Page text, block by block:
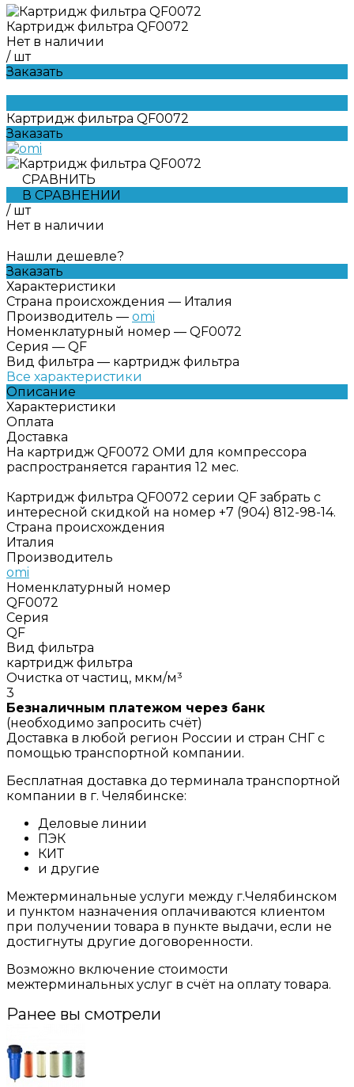
Картридж фильтра QF0072
Нет в наличии
/ шт
Заказать
Картридж фильтра QF0072
Заказать
СРАВНИТЬ
В СРАВНЕНИИ
/ шт
Нет в наличии
Нашли дешевле?
Заказать
Характеристики
Страна происхождения — Италия
Производитель — omi
Номенклатурный номер — QF0072
Серия — QF
Вид фильтра — картридж фильтра
Все характеристики
Описание
Характеристики
Оплата
Доставка
На картридж QF0072 ОМИ для компрессора
распространяется гарантия 12 мес.
Картридж фильтра QF0072 серии QF забрать с
интересной скидкой на номер +7 (904) 812-98-14.
Страна происхождения
Италия
Производитель
omi
Номенклатурный номер
QF0072
Серия
QF
Вид фильтра
картридж фильтра
Очистка от частиц, мкм/м³
3
Безналичным платежом через банк
(необходимо запросить счёт)
Доставка в любой регион России и стран СНГ с
помощью транспортной компании.
Бесплатная доставка до терминала транспортной
компании в г. Челябинске:
Деловые линии
ПЭК
КИТ
и другие
Межтерминальные услуги между г.Челябинском
и пунктом назначения оплачиваются клиентом
при получении товара в пункте выдачи, если не
достигнуты другие договоренности.
Возможно включение стоимости
межтерминальных услуг в счёт на оплату товара.
Ранее вы смотрели